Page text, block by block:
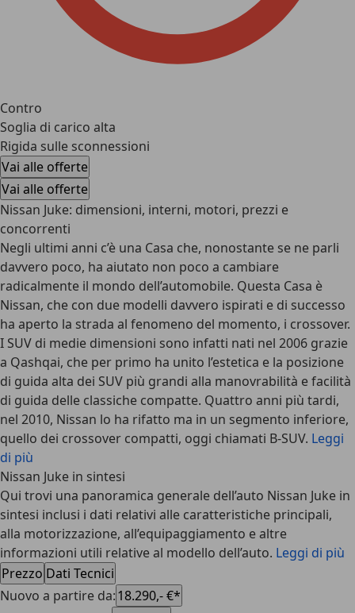
Contro
Soglia di carico alta
Rigida sulle sconnessioni
Vai alle offerte
Vai alle offerte
Nissan Juke: dimensioni, interni, motori, prezzi e
concorrenti
Negli ultimi anni c’è una Casa che, nonostante se ne parli
davvero poco, ha aiutato non poco a cambiare
radicalmente il mondo dell’automobile. Questa Casa è
Nissan, che con due modelli davvero ispirati e di successo
ha aperto la strada al fenomeno del momento, i crossover.
I SUV di medie dimensioni sono infatti nati nel 2006 grazie
a Qashqai, che per primo ha unito l’estetica e la posizione
di guida alta dei SUV più grandi alla manovrabilità e facilità
di guida delle classiche compatte. Quattro anni più tardi,
nel 2010, Nissan lo ha rifatto ma in un segmento inferiore,
quello dei crossover compatti, oggi chiamati B-SUV. Leggi
di più
Nissan Juke in sintesi
Qui trovi una panoramica generale dell’auto Nissan Juke in
sintesi inclusi i dati relativi alle caratteristiche principali,
alla motorizzazione, all’equipaggiamento e altre
informazioni utili relative al modello dell’auto. Leggi di più
Prezzo Dati Tecnici
Nuovo a partire da:18.290,- €*